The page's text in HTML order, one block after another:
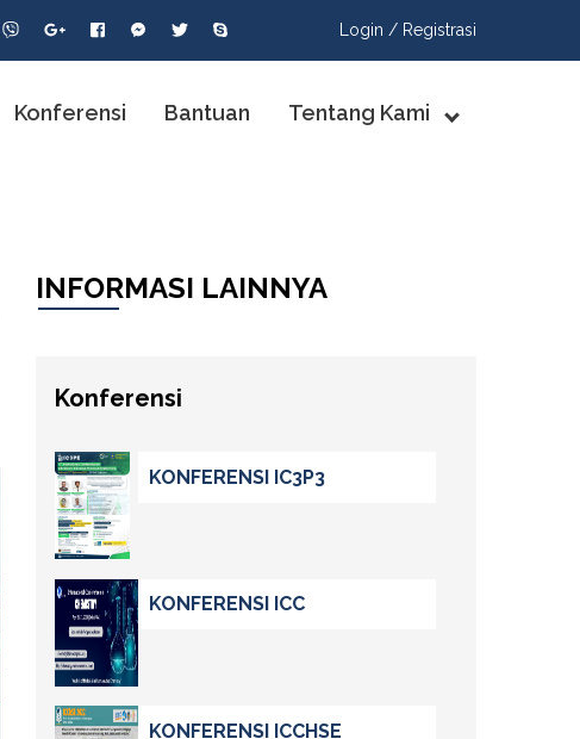
Login / Registrasi
Konferensi Bantuan Tentang Kami
INFORMASI LAINNYA
Konferensi
KONFERENSI IC3P3
KONFERENSI ICC
KONFERENSI ICCHSE